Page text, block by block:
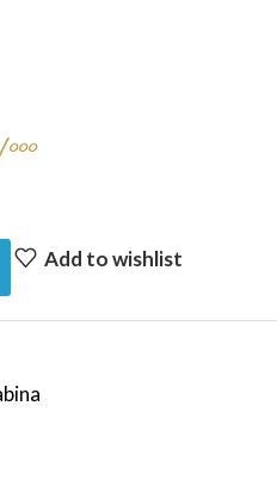
Add to wishlist